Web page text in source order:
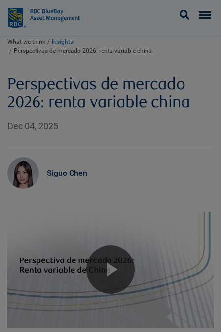
BlueBay
What we think
Insights
Perspectivas de mercado 2026: renta variable china
Perspectivas de mercado
2026: renta variable china
Dec 04, 2025
Siguo Chen
Play